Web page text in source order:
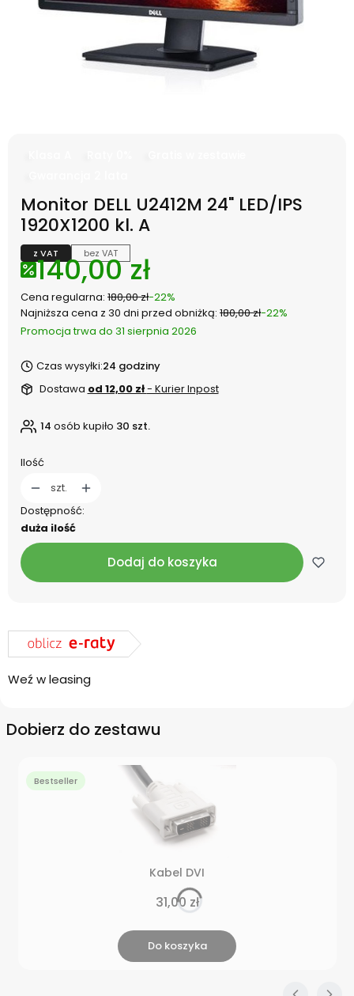
Monitor DELL U2412M 24" LED/IPS
1920X1200 kl. A
z VAT bez VAT
140,00 zł
Cena regularna: 180,00 zł-22%
Najniższa cena z 30 dni przed obniżką: 180,00 zł-22%
Promocja trwa do 31 sierpnia 2026
Czas wysyłki:24 godziny
Dostawa od 12,00 zł- Kurier Inpost
14 osób kupiło 30 szt.
Ilość
szt.
Dostępność:
duża ilość
Dodaj do koszyka
Weź w leasing
Dobierz do zestawu
Bestseller
Kabel DVI
Cena
31,00 zł
Do koszyka